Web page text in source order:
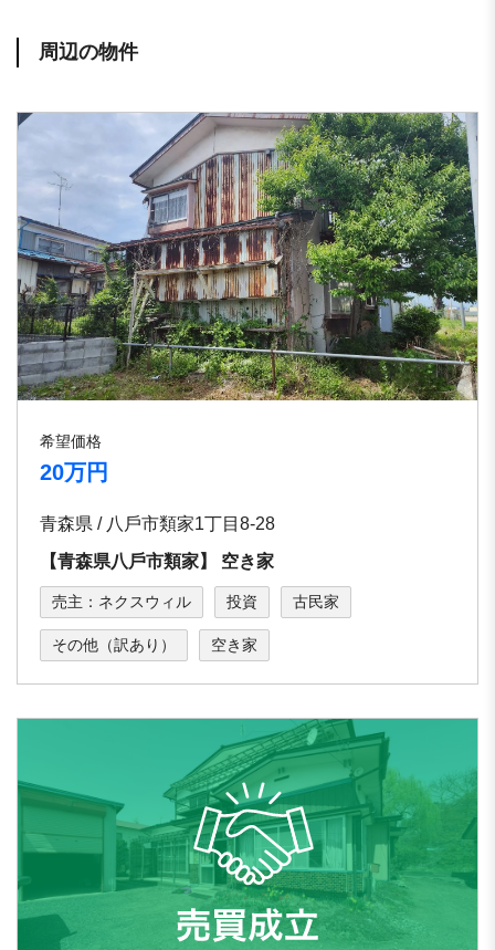
周辺の物件
希望価格
20万円
青森県 / ⼋⼾市類家1丁⽬8-28
【⻘森県⼋⼾市類家】 空き家
売主：ネクスウィル 投資 古民家
その他（訳あり） 空き家